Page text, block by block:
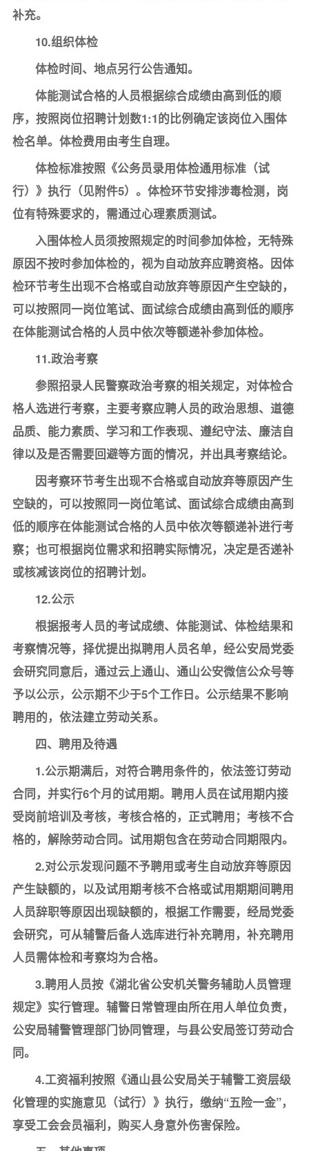
补充。
10.组织体检
体检时间、地点另行公告通知。
体能测试合格的人员根据综合成绩由高到低的顺
序，按照岗位招聘计划数1:1的比例确定该岗位入围体
检名单。体检费用由考生自理。
体检标准按照《公务员录用体检通用标准（试
行）》执行（见附件5）。体检环节安排涉毒检测，岗
位有特殊要求的，需通过心理素质测试。
入围体检人员须按照规定的时间参加体检，无特殊
原因不按时参加体检的，视为自动放弃应聘资格。因体
检环节考生出现不合格或自动放弃等原因产生空缺的，
可以按照同一岗位笔试、面试综合成绩由高到低的顺序
在体能测试合格的人员中依次等额递补参加体检。
11.政治考察
参照招录人民警察政治考察的相关规定，对体检合
格人选进行考察，主要考察应聘人员的政治思想、道德
品质、能力素质、学习和工作表现、遵纪守法、廉洁自
律以及是否需要回避等方面的情况，并出具考察结论。
因考察环节考生出现不合格或自动放弃等原因产生
空缺的，可以按照同一岗位笔试、面试综合成绩由高到
低的顺序在体能测试合格的人员中依次等额递补进行考
察；也可根据岗位需求和招聘实际情况，决定是否递补
或核减该岗位的招聘计划。
12.公示
根据报考人员的考试成绩、体能测试、体检结果和
考察情况等，择优提出拟聘用人员名单，经公安局党委
会研究同意后，通过云上通山、通山公安微信公众号等
予以公示，公示期不少于5个工作日。公示结果不影响
聘用的，依法建立劳动关系。
四、聘用及待遇
1.公示期满后，对符合聘用条件的，依法签订劳动
合同，并实行6个月的试用期。聘用人员在试用期内接
受岗前培训及考核，考核合格的，正式聘用；考核不合
格的，解除劳动合同。试用期包含在劳动合同期限内。
2.对公示发现问题不予聘用或考生自动放弃等原因
产生缺额的，以及试用期考核不合格或试用期期间聘用
人员辞职等原因出现缺额的，根据工作需要，经局党委
会研究，可从辅警后备人选库进行补充聘用，补充聘用
人员需体检和考察均为合格。
3.聘用人员按《湖北省公安机关警务辅助人员管理
规定》实行管理。辅警日常管理由所在用人单位负责，
公安局辅警管理部门协同管理，与县公安局签订劳动合
同。
4.工资福利按照《通山县公安局关于辅警工资层级
化管理的实施意见（试行）》执行，缴纳“五险一金”，
享受工会会员福利，购买人身意外伤害保险。